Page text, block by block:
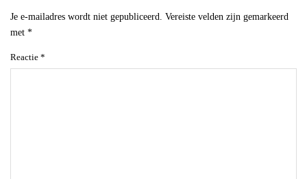
Je e-mailadres wordt niet gepubliceerd. Vereiste velden zijn gemarkeerd
met *
Reactie *